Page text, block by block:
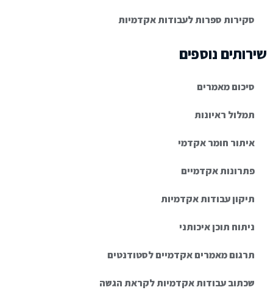
סקירות ספרות לעבודות אקדמיות
שירותים נוספים
סיכום מאמרים
תמלול ראיונות
איתור חומר אקדמי
פתרונות אקדמיים
תיקון עבודות אקדמיות
ניתוח תוכן איכותני
תרגום מאמרים אקדמיים לסטודנטים
שכתוב עבודות אקדמיות לקראת הגשה